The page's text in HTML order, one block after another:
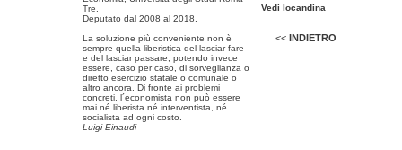
Tre.
Deputato dal 2008 al 2018.
La soluzione più conveniente non è
sempre quella liberistica del lasciar fare
e del lasciar passare, potendo invece
essere, caso per caso, di sorveglianza o
diretto esercizio statale o comunale o
altro ancora. Di fronte ai problemi
concreti, l´economista non può essere
mai né liberista né interventista, né
socialista ad ogni costo.
Luigi Einaudi
Vedi locandina
<< INDIETRO